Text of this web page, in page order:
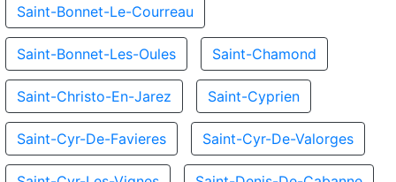
Saint-Bonnet-Le-Courreau
Saint-Bonnet-Les-Oules Saint-Chamond
Saint-Christo-En-Jarez Saint-Cyprien
Saint-Cyr-De-Favieres Saint-Cyr-De-Valorges